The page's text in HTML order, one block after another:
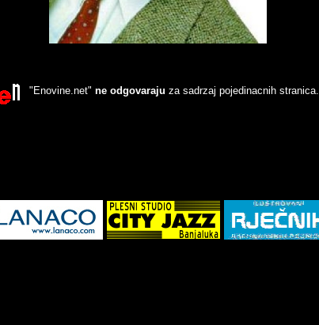
"Enovine.net" ne odgovaraju za sadrzaj pojedinacnih stranica.